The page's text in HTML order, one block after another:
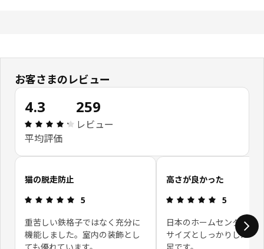
お客さまのレビュー
4.3
レビュー: 4.3 5 星の数 総レビュー: 259
平均評価
259
レビュー
お客さまレビューをスキップ
猫の脱走防止
レビュー: 5 5 星の数
5
重苦しい鉄格子ではなく充分に
機能しました。室内の装飾とし
高さが良かった
レビュー: 5
5
日本のホームセンターに
サイズとしっかりした作